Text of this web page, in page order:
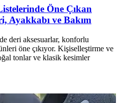
Öne Çıkan
Ayakkabı ve Bakım
deri aksesuarlar, konforlu
öne çıkıyor. Kişiselleştirme ve
tonlar ve klasik kesimler